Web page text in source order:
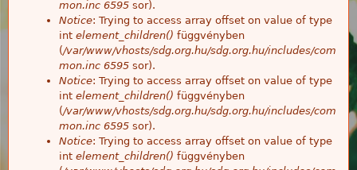
mon.inc 6595 sor).
Notice: Trying to access array offset on value of type
int element_children() függvényben
(/var/www/vhosts/sdg.org.hu/sdg.org.hu/includes/com
mon.inc 6595 sor).
Notice: Trying to access array offset on value of type
int element_children() függvényben
(/var/www/vhosts/sdg.org.hu/sdg.org.hu/includes/com
mon.inc 6595 sor).
Notice: Trying to access array offset on value of type
int element_children() függvényben